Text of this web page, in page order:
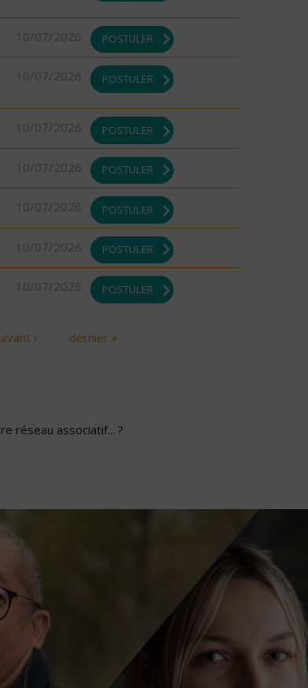
10/07/2026 POSTULER
10/07/2026 POSTULER
10/07/2026 POSTULER
10/07/2026 POSTULER
10/07/2026 POSTULER
10/07/2026 POSTULER
10/07/2026 POSTULER
› dernier »
réseau associatif... ?